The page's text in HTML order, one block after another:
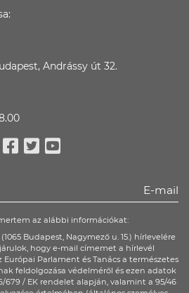
Andrássy út 32.
az alábbi információkat:
Budapest, Nagymező u. 15.) hírlevelére
hogy e-mail címemet a hírlevél
Parlament és Tanács a természetes
feldolgozása védelméről és ezen adatok
679 / EK rendelet alapján, valamint a 95/46